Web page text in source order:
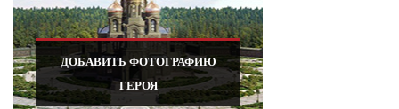
ДОБАВИТЬ ФОТОГРАФИЮ
ГЕРОЯ